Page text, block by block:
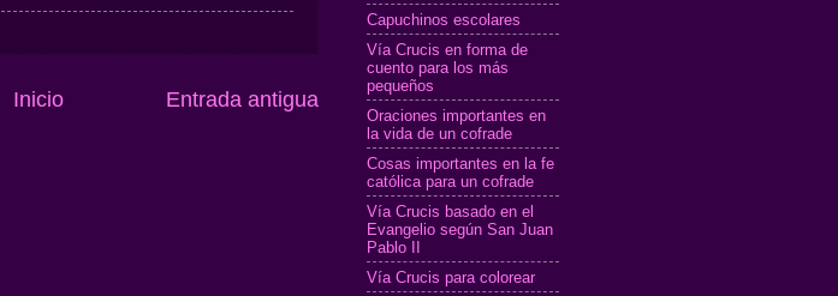
Entrada antigua
Inicio
Capuchinos escolares
Vía Crucis en forma de
cuento para los más
pequeños
Oraciones importantes en
la vida de un cofrade
Cosas importantes en la fe
católica para un cofrade
Vía Crucis basado en el
Evangelio según San Juan
Pablo II
Vía Crucis para colorear